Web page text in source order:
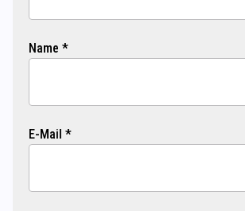
Name *
E-Mail *